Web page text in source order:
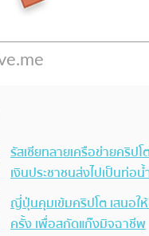
รัสเซียทลายเครือข่ายคริ
เงินประชาชนส่งไปเป็นท่อน้
ญี่ปุ่นคุมเข้มคริปโต เสนอใ
ครั้ง เพื่อสกัดแก๊งมิจฉาชีพ